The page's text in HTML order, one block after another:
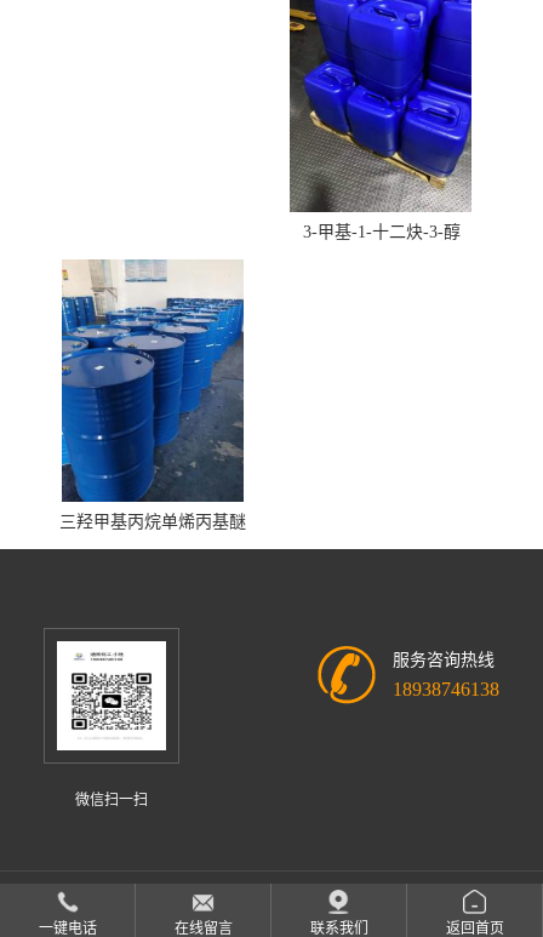
3-甲基-1-十二炔-3-醇
三羟甲基丙烷单烯丙基醚
微信扫一扫
服务咨询热线
18938746138
中山市迪欣化工有限公司版权所有 Copyright (©) 2026
一键电话
在线留言 联系我们 返回首页